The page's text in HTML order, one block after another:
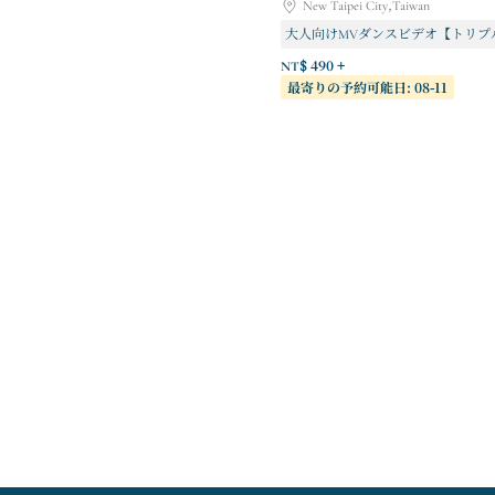
New Taipei City,Taiwan
大人向けMVダンスビデオ【トリプ
ボーイズグループMV：[トリプルC
子供向けストリートダンス [トリプ
NT$ 490 +
最寄りの予約可能日: 08-11